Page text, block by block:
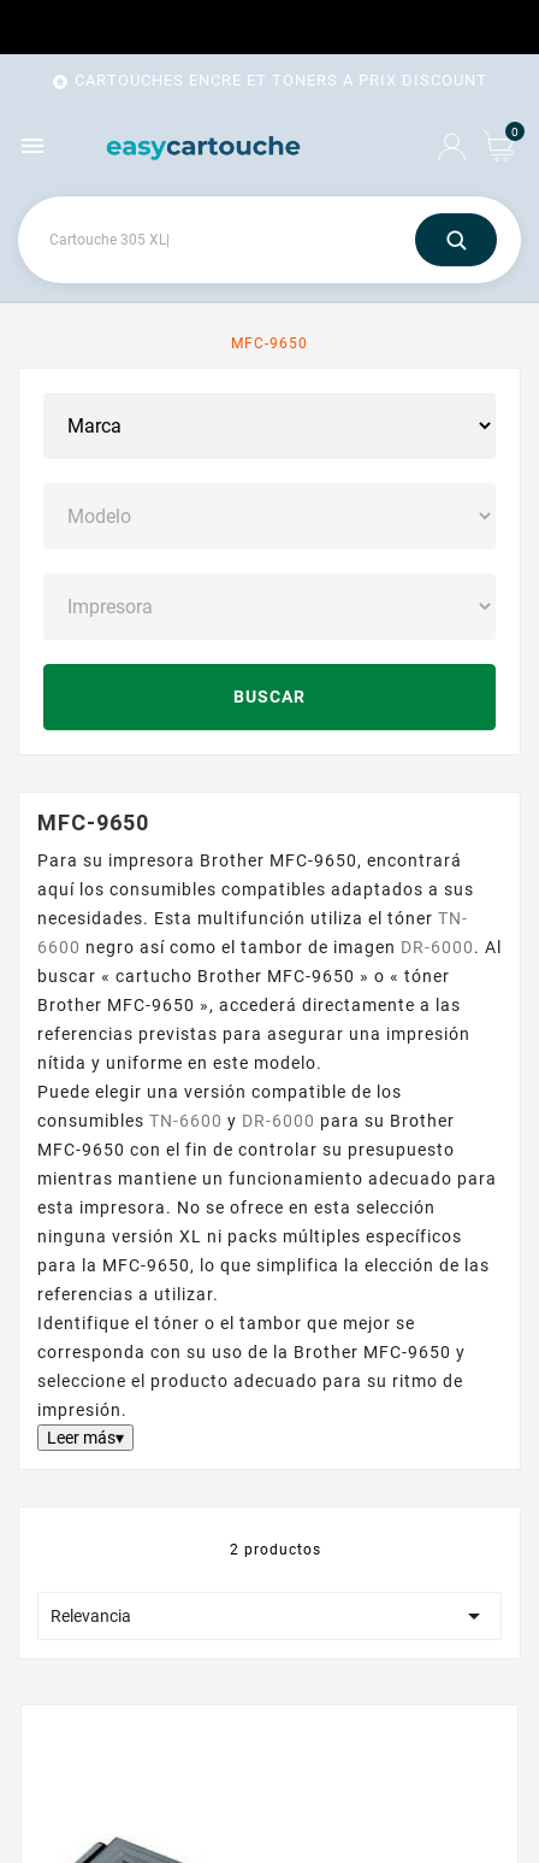
 CARTOUCHES ENCRE ET TONERS A PRIX DISCOUNT
 0
MFC-9650
BUSCAR
MFC-9650
Para su impresora Brother MFC-9650, encontrará
aquí los consumibles compatibles adaptados a sus
necesidades. Esta multifunción utiliza el tóner TN-
6600 negro así como el tambor de imagen DR-6000. Al
buscar « cartucho Brother MFC-9650 » o « tóner
Brother MFC-9650 », accederá directamente a las
referencias previstas para asegurar una impresión
nítida y uniforme en este modelo.
Puede elegir una versión compatible de los
consumibles TN-6600 y DR-6000 para su Brother
MFC-9650 con el fin de controlar su presupuesto
mientras mantiene un funcionamiento adecuado para
esta impresora. No se ofrece en esta selección
ninguna versión XL ni packs múltiples específicos
para la MFC-9650, lo que simplifica la elección de las
referencias a utilizar.
Identifique el tóner o el tambor que mejor se
corresponda con su uso de la Brother MFC-9650 y
seleccione el producto adecuado para su ritmo de
impresión.
Leer más▾
2 productos
Relevancia 